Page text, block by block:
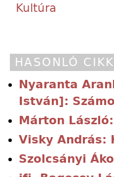
Kultúra
HASONLÓ
Nyaranta
István]:
Márton
Visky András:
Szolcsányi